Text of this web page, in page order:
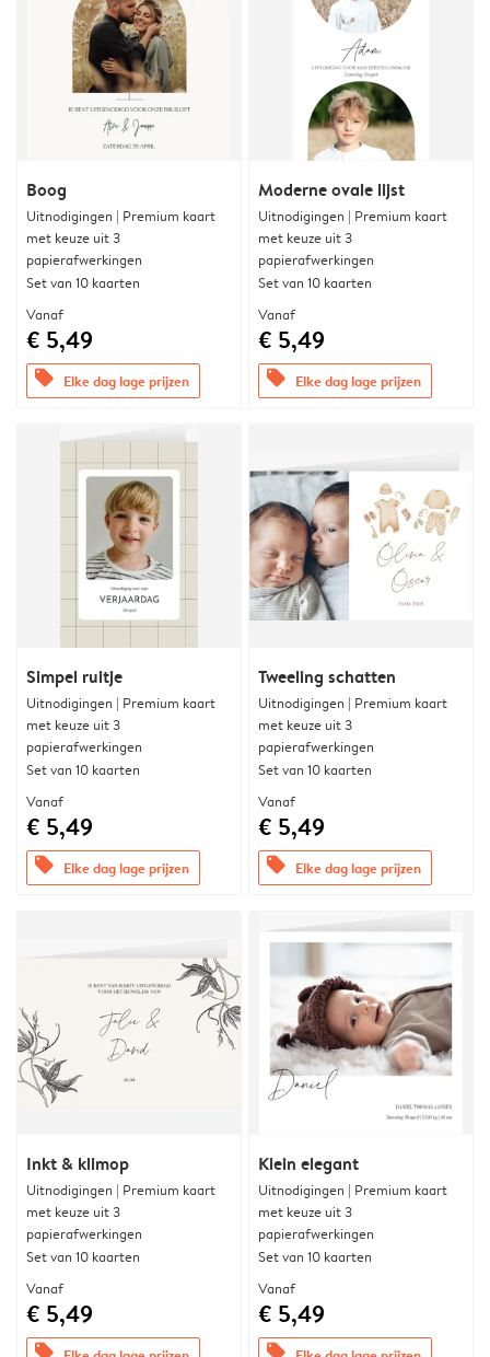
Boog
Uitnodigingen | Premium kaart
met keuze uit 3
papierafwerkingen
Set van 10 kaarten
Vanaf
€ 5,49
offers Elke dag lage prijzen
Moderne ovale lijst
Uitnodigingen | Premium kaart
met keuze uit 3
papierafwerkingen
Set van 10 kaarten
Vanaf
€ 5,49
offers Elke dag lage prijzen
Simpel ruitje
Uitnodigingen | Premium kaart
met keuze uit 3
papierafwerkingen
Set van 10 kaarten
Vanaf
€ 5,49
offers Elke dag lage prijzen
Tweeling schatten
Uitnodigingen | Premium kaart
met keuze uit 3
papierafwerkingen
Set van 10 kaarten
Vanaf
€ 5,49
offers Elke dag lage prijzen
Inkt & klimop
Uitnodigingen | Premium kaart
met keuze uit 3
papierafwerkingen
Set van 10 kaarten
Vanaf
€ 5,49
offers
Klein elegant
Uitnodigingen | Premium kaart
met keuze uit 3
papierafwerkingen
Set van 10 kaarten
Vanaf
€ 5,49
offers